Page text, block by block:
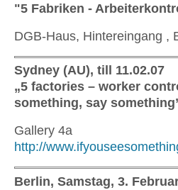
"5 Fabriken -
DGB-Haus, Hintereingang ,
Sydney (AU), till 11.02.07
„5 factories – worker
something, say
Gallery 4a
http://
Berlin, Samstag, 3.